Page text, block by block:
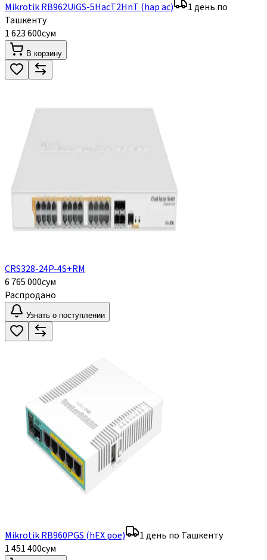
Mikrotik RB962UiGS-5HacT2HnT (hap ac)
1 день по
Ташкенту
1 623 600сум
В корзину
CRS328-24P-4S+RM
6 765 000сум
Распродано
Узнать о поступлении
Mikrotik RB960PGS (hEX poe)
1 день по Ташкенту
1 451 400сум